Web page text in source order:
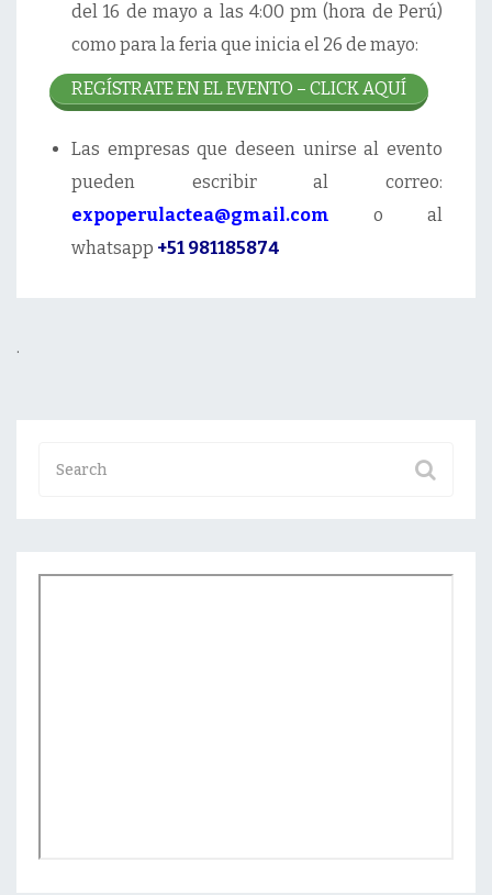
del 16 de mayo a las 4:00 pm (hora de Perú)
como para la feria que inicia el 26 de mayo:
REGÍSTRATE EN EL EVENTO – CLICK AQUÍ
Las empresas que deseen unirse al evento
pueden escribir al correo:
expoperulactea@gmail.com o al
whatsapp +51 981185874
.